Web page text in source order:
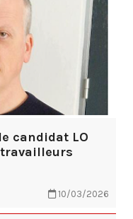
candidat LO
10/03/2026